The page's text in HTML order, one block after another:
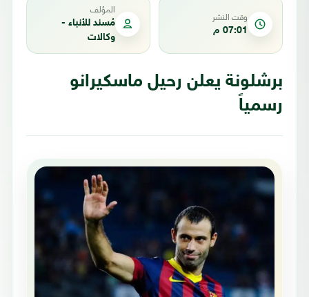
وقت النشر
07:01 م
المؤلف
مُسند للأنباء -
وكالات
برشلونة يعلن رحيل ماسكيرانو
رسمياً